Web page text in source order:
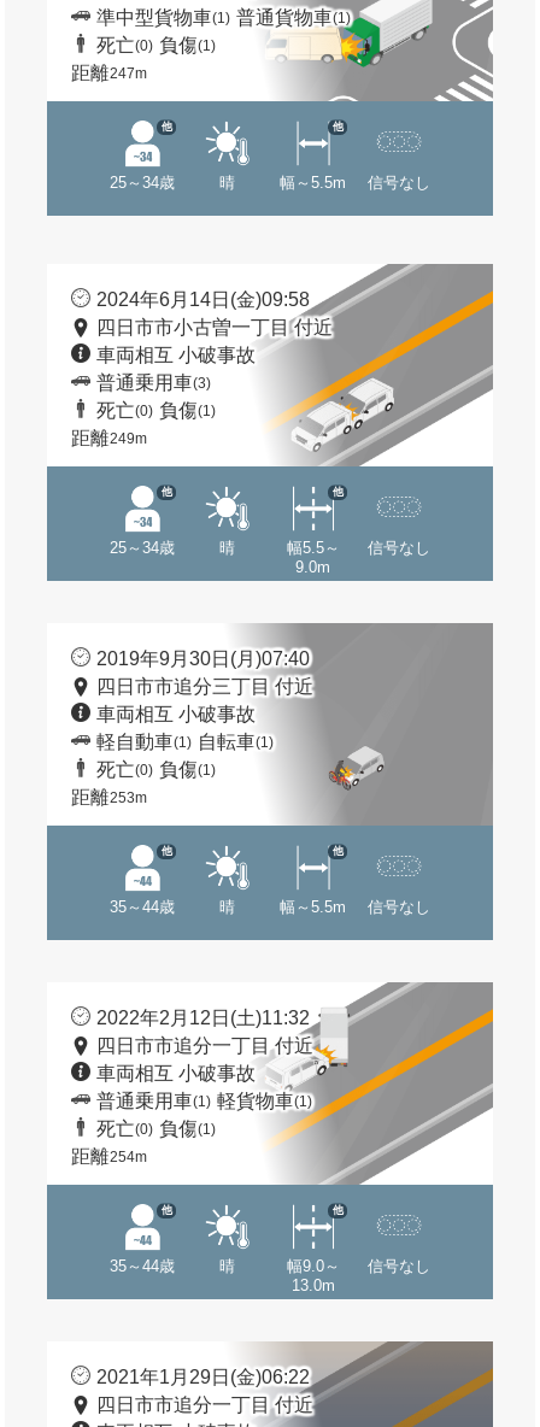
準中型貨物車(1) 普通貨物車(1)
死亡(0) 負傷(1)
距離247m
25～34歳
他
晴 幅～5.5m
他
信号なし
2024年6月14日(金)09:58
四日市市小古曽一丁目 付近
車両相互 小破事故
普通乗用車(3)
死亡(0) 負傷(1)
距離249m
25～34歳
他
晴
幅5.5～
9.0m
他
信号なし
2019年9月30日(月)07:40
四日市市追分三丁目 付近
車両相互 小破事故
軽自動車(1) 自転車(1)
死亡(0) 負傷(1)
距離253m
35～44歳
他
晴 幅～5.5m
他
信号なし
2022年2月12日(土)11:32
四日市市追分一丁目 付近
車両相互 小破事故
普通乗用車(1) 軽貨物車(1)
死亡(0) 負傷(1)
距離254m
35～44歳
他
晴
幅9.0～
13.0m
他
信号なし
2021年1月29日(金)06:22
四日市市追分一丁目 付近